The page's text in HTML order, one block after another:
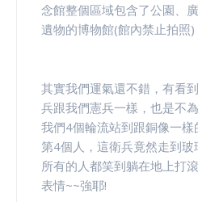
念館整個區域包含了公園、
遺物的博物館(館內禁止拍照)
其實我們運氣還不錯，有看
兵跟我們憲兵一樣，也是不
我們4個輪流站到跟銅像一
第4個人，這衛兵竟然走到
所有的人都笑到躺在地上打
表情~~強耶!